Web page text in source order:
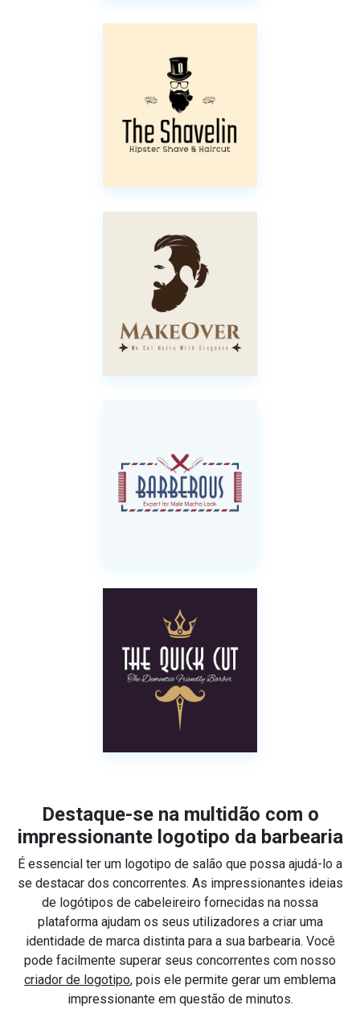
Destaque-se na multidão com o
impressionante logotipo da barbearia
É essencial ter um logotipo de salão que possa ajudá-lo a
se destacar dos concorrentes. As impressionantes ideias
de logótipos de cabeleireiro fornecidas na nossa
plataforma ajudam os seus utilizadores a criar uma
identidade de marca distinta para a sua barbearia. Você
pode facilmente superar seus concorrentes com nosso
criador de logotipo, pois ele permite gerar um emblema
impressionante em questão de minutos.